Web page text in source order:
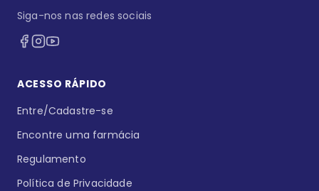
Siga-nos nas redes sociais
ACESSO RÁPIDO
Entre/Cadastre-se
Encontre uma farmácia
Regulamento
Política de Privacidade